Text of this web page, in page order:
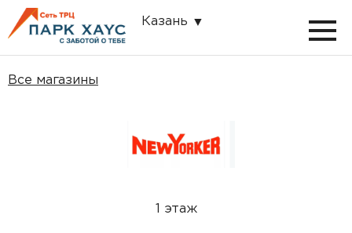
Казань
Все магазины
1 этаж